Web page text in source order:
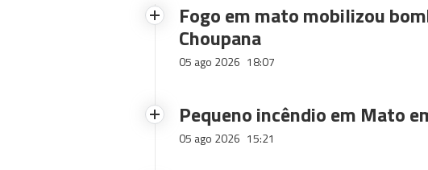
Fogo em mato mobilizou
Choupana
05 ago 2026 18:07
Pequeno incêndio em Mato
05 ago 2026 15:21